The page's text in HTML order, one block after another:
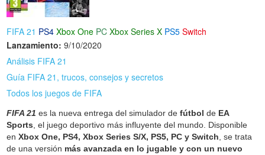
FIFA 21 PS4 Xbox One PC Xbox Series X PS5 Switch
Lanzamiento: 9/10/2020
Análisis FIFA 21
Guía FIFA 21, trucos, consejos y secretos
Todos los juegos de FIFA
FIFA 21 es la nueva entrega del simulador defútbol de EA
Sports, el juego deportivo más influyente del mundo. Disponible
en Xbox One, PS4, Xbox Series S/X, PS5, PC y Switch, se trata
de una versión más avanzada en lo jugable y con un nuevo